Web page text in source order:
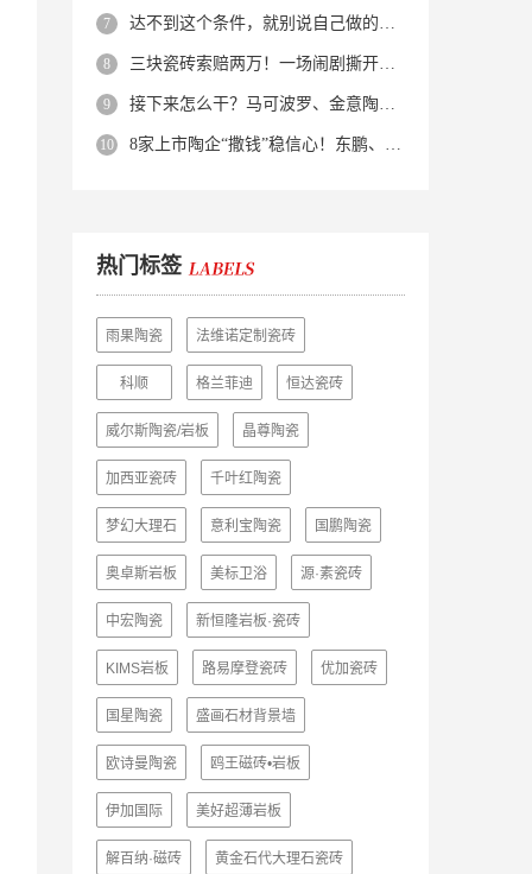
达不到这个条件，就别说自己做的是质感砖！
三块瓷砖索赔两万！一场闹剧撕开了装修“碰瓷”的遮羞布
接下来怎么干？马可波罗、金意陶、蒙娜丽莎、箭牌、欧神诺、宏宇…
8家上市陶企“撒钱”稳信心！东鹏、蒙娜丽莎等启动回购增持
热门标签
雨果陶瓷 法维诺定制瓷砖
科顺 格兰菲迪 恒达瓷砖
威尔斯陶瓷/岩板 晶尊陶瓷
加西亚瓷砖 千叶红陶瓷
梦幻大理石 意利宝陶瓷 国鹏陶瓷
奥卓斯岩板 美标卫浴 源·素瓷砖
中宏陶瓷 新恒隆岩板·瓷砖
KIMS岩板 路易摩登瓷砖 优加瓷砖
国星陶瓷 盛画石材背景墙
欧诗曼陶瓷 鸥王磁砖•岩板
伊加国际 美好超薄岩板
解百纳·磁砖 黄金石代大理石瓷砖